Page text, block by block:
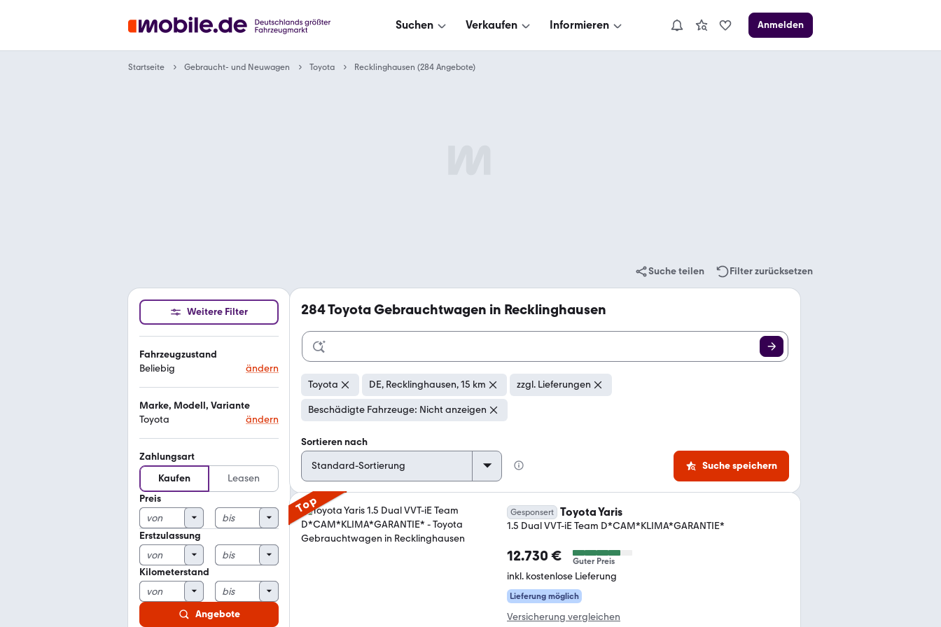
Suchen Verkaufen Informieren Anmelden
Startseite Gebraucht- und Neuwagen Toyota Recklinghausen (284 Angebote)
Suche teilen Filter zurücksetzen
Weitere Filter
Fahrzeugzustand
Beliebig
ändern
Marke, Modell, Variante
Toyota
ändern
Zahlungsart
Kaufen
Leasen
Preis
Erstzulassung
Kilometerstand
Angebote
284Toyota Gebrauchtwagen in Recklinghausen
Toyota DE, Recklinghausen, 15 km zzgl. Lieferungen
Beschädigte Fahrzeuge: Nicht anzeigen
Sortieren nach
Suche speichern
Top Gesponsert Toyota Yaris
1.5 Dual VVT-iE Team D*CAM*KLIMA*GARANTIE*
12.730 € Guter Preis
inkl. kostenlose Lieferung
Lieferung möglich
Versicherung vergleichen